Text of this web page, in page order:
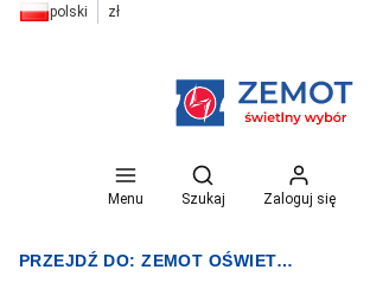
polski zł
Menu
Otwórz wyszukiwarkę
Szukaj Zaloguj się
PRZEJDŹ DO:ZEMOT OŚWIETLENIE I ELEKTRYKA